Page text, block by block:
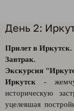
День 2:
Прилет в Иркутск.
Завтрак.
Экскурсия
Иркутск -
историческую
уцелевшая